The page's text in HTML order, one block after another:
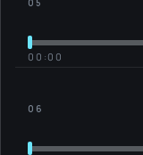
05
00:00
06